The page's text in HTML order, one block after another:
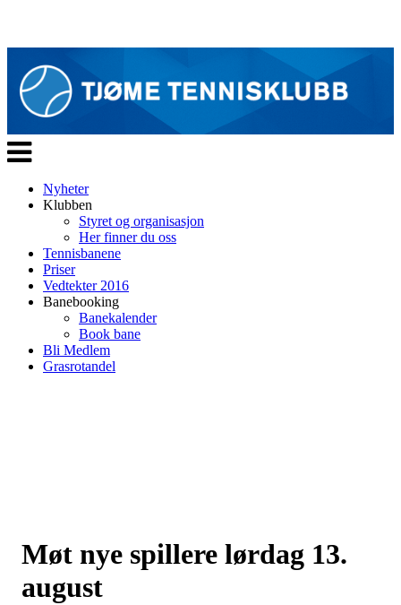
Veksle
navigasjon
Nyheter
Klubben
Styret og organisasjon
Her finner du oss
Tennisbanene
Priser
Vedtekter 2016
Banebooking
Banekalender
Book bane
Bli Medlem
Grasrotandel
Møt nye spillere lørdag 13.
august